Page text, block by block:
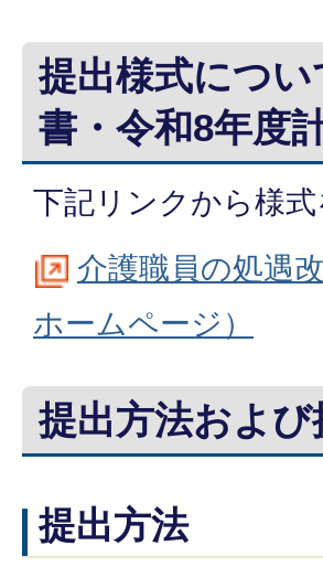
提出様式につ
書・令和8年度
下記リンクから様
介護職員の処遇
ホームページ）
提出方法および
提出方法